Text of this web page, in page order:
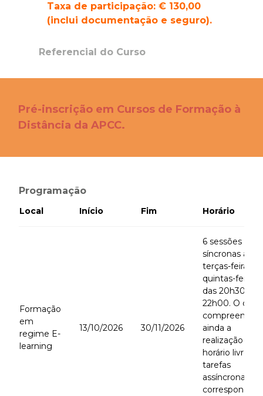
Taxa de participação: € 130,00
(inclui documentação e seguro).
Referencial do Curso
Pré-inscrição em Cursos de Formação à
Distância da APCC.
Programação
Local Início Fim Horário
Formação
em
regime E-
learning
13/10/2026 30/11/2026
6 sessões
síncronas às
terças-feiras e
quintas-feiras
das 20h30 às
22h00. O
compreende
ainda a
realização em
horário livre de
tarefas
assíncronas